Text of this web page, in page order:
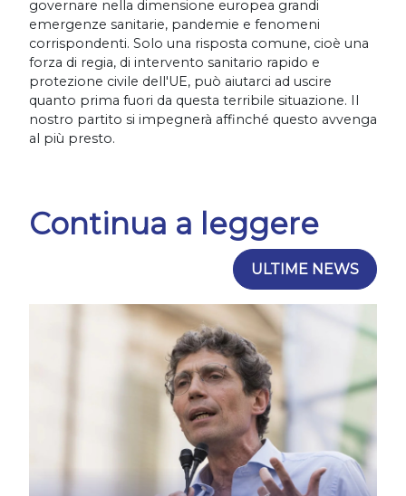
governare nella dimensione europea grandi
emergenze sanitarie, pandemie e fenomeni
corrispondenti. Solo una risposta comune, cioè una
forza di regia, di intervento sanitario rapido e
protezione civile dell'UE, può aiutarci ad uscire
quanto prima fuori da questa terribile situazione. Il
nostro partito si impegnerà affinché questo avvenga
al più presto.
Continua a leggere
ULTIME NEWS